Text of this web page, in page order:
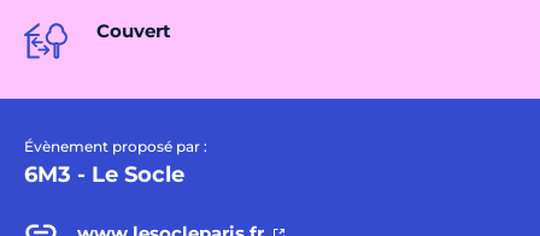
Couvert
Évènement proposé par :
6M3 - Le Socle